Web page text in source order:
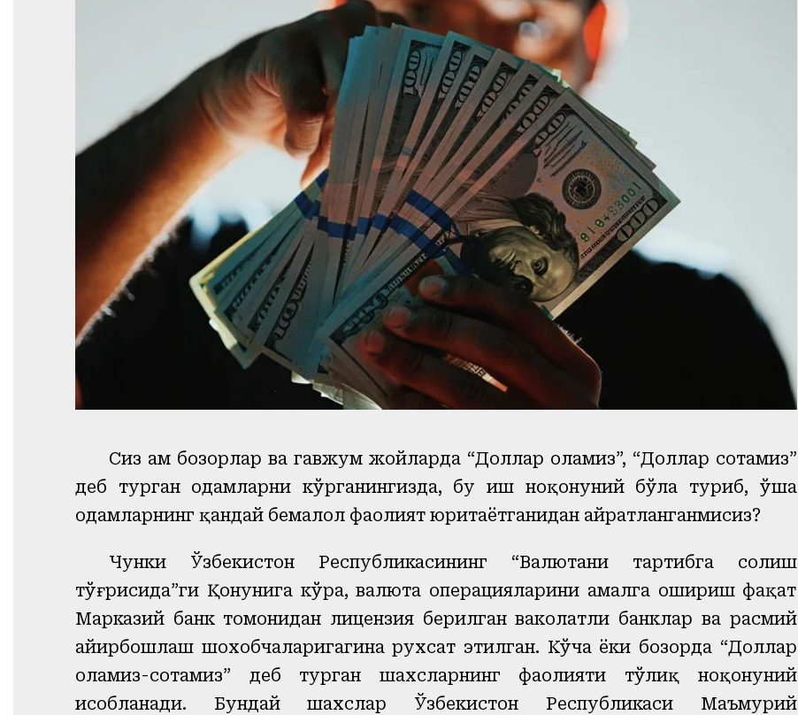
Сиз ҳам бозорлар ва гавжум жойларда “Доллар оламиз”, “Доллар сотамиз”
деб турган одамларни кўрганингизда, бу иш ноқонуний бўла туриб, ўша
одамларнинг қандай бемалол фаолият юритаётганидан ҳайратланганмисиз?
Чунки Ўзбекистон Республикасининг “Валютани тартибга солиш
тўғрисида”ги Қонунига кўра, валюта операцияларини амалга ошириш фақат
Марказий банк томонидан лицензия берилган ваколатли банклар ва расмий
айирбошлаш шохобчаларигагина рухсат этилган. Кўча ёки бозорда “Доллар
оламиз-сотамиз” деб турган шахсларнинг фаолияти тўлиқ ноқонуний
ҳисобланади. Бундай шахслар Ўзбекистон Республикаси Маъмурий